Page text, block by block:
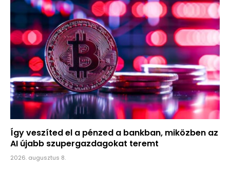
Így veszíted el a pénzed a bankban, miközben az
AI újabb szupergazdagokat teremt
2026. augusztus 8.